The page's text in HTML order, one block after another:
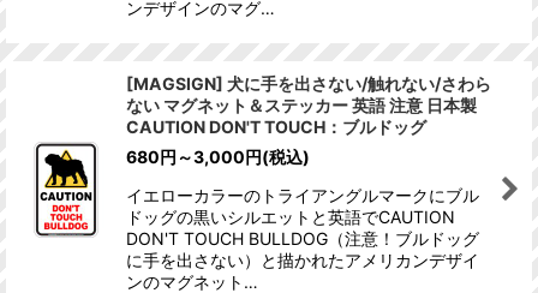
ンデザインのマグ…
[MAGSIGN] 犬に手を出さない/触れない/さわら
ない マグネット＆ステッカー 英語 注意 日本製
CAUTION DON'T TOUCH：ブルドッグ
680円 ～3,000円(税込)
イエローカラーのトライアングルマークにブル
ドッグの黒いシルエットと英語でCAUTION
DON'T TOUCH BULLDOG（注意！ブルドッグ
に手を出さない）と描かれたアメリカンデザイ
ンのマグネット…